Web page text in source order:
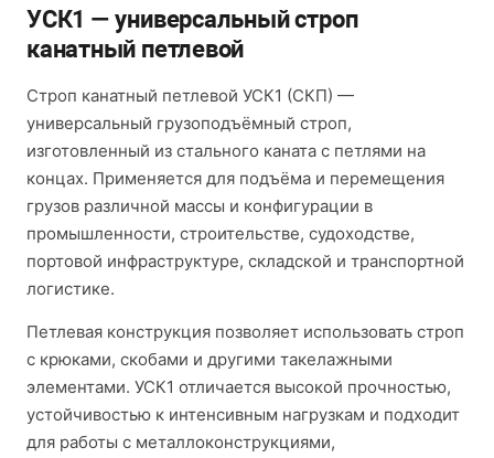
УСК1 — универсальный строп
канатный петлевой
Строп канатный петлевой УСК1 (СКП) —
универсальный грузоподъёмный строп,
изготовленный из стального каната с петлями на
концах. Применяется для подъёма и перемещения
грузов различной массы и конфигурации в
промышленности, строительстве, судоходстве,
портовой инфраструктуре, складской и транспортной
логистике.
Петлевая конструкция позволяет использовать строп
с крюками, скобами и другими такелажными
элементами. УСК1 отличается высокой прочностью,
устойчивостью к интенсивным нагрузкам и подходит
для работы с металлоконструкциями,